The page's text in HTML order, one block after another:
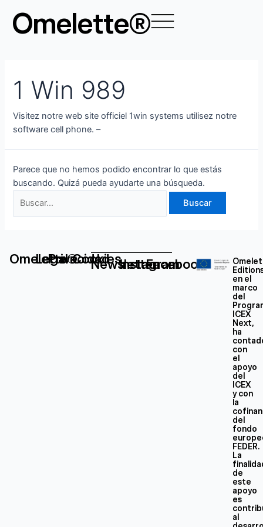
contenido
Omelette®
1 Win 989
Visitez notre web site officiel 1win systems utilisez notre
software cell phone. –
Parece que no hemos podido encontrar lo que estás
buscando. Quizá pueda ayudarte una búsqueda.
por:
Omelette®
Legal
Privacidad
Cookies
Newsletter
Instagram
Facebook
en el
marco
del
ICEX
Next,
ha
con
el
apoyo
del
ICEX
y con
la
del
fondo
FEDER.
La
de
este
apoyo
es
al